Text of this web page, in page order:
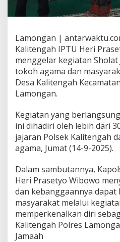
Lamongan |
Kalitengah IPTU Heri
menggelar kegiatan
tokoh agama dan
Desa Kalitengah
Lamongan.
Kegiatan yang
ini dihadiri oleh lebih dari
jajaran Polsek Kalitengah
agama, Jumat (14-9-2025).
Dalam sambutannya,
Heri Prasetyo Wibowo
dan kebanggaannya
masyarakat melalui
memperkenalkan diri
Kalitengah Polres
Jamaah